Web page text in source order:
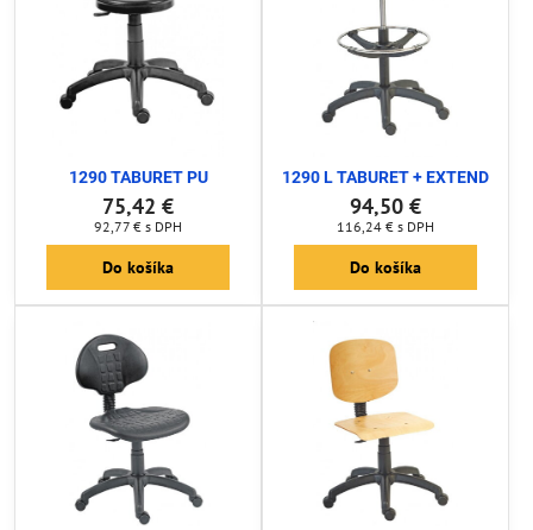
1290 TABURET PU
75,42 €
92,77 € s DPH
Do košíka
1290 L TABURET + EXTEND
94,50 €
116,24 € s DPH
Do košíka